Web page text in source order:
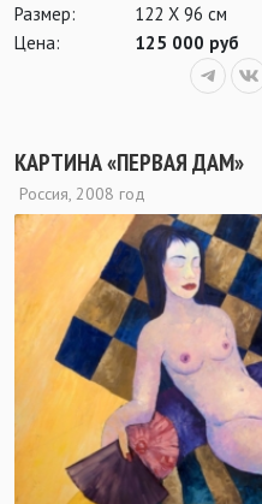
Размер:
122 Х 96 см
Цена:
125 000 руб
КАРТИНА «ПЕРВАЯ ДАМ»
Россия, 2008 год